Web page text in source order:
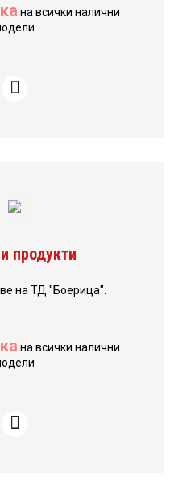
на всички налични
продукти
на ТД "Боерица".
на всички налични